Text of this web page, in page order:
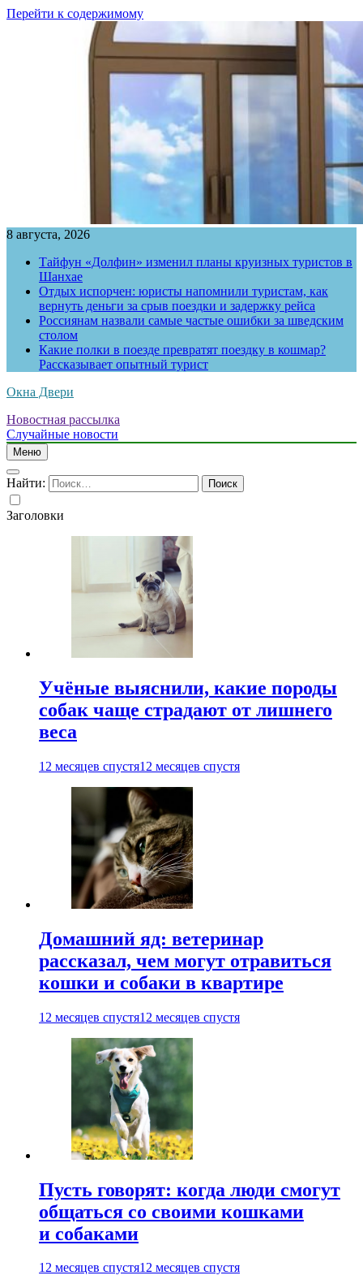
Перейти к содержимому
8 августа, 2026
Тайфун «Долфин» изменил планы круизных туристов в
Шанхае
Отдых испорчен: юристы напомнили туристам, как
вернуть деньги за срыв поездки и задержку рейса
Россиянам назвали самые частые ошибки за шведским
столом
Какие полки в поезде превратят поездку в кошмар?
Рассказывает опытный турист
Окна Двери
Новостная рассылка
Случайные новости
Меню
Найти:
Заголовки
Учёные выяснили, какие породы
собак чаще страдают от лишнего
веса
12 месяцев спустя12 месяцев спустя
Домашний яд: ветеринар
рассказал, чем могут отравиться
кошки и собаки в квартире
12 месяцев спустя12 месяцев спустя
Пусть говорят: когда люди смогут
общаться со своими кошками
и собаками
12 месяцев спустя12 месяцев спустя